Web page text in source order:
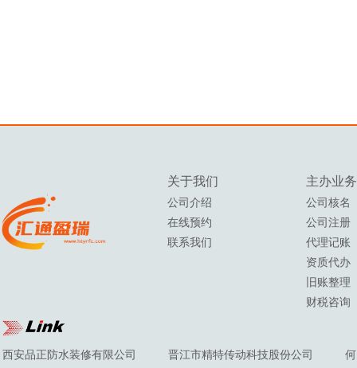
关于我们
公司介绍
在线预约
联系我们
主办业务
公司核名
公司注册
代理记账
资质代办
旧账整理
财税咨询
西安品正防水装修有限公司 晋江市精特传动科技股份公司